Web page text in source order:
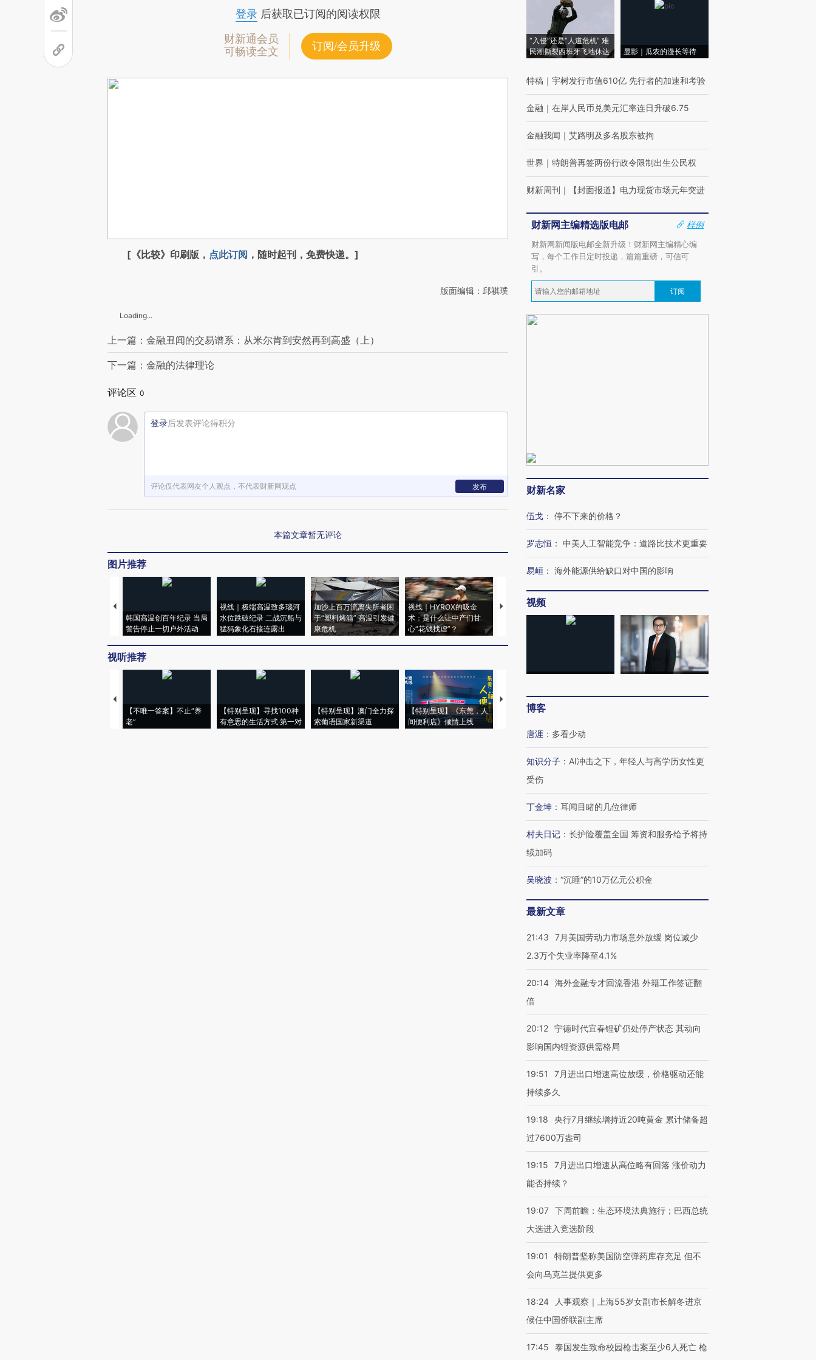
登录后获取已订阅的阅读权限
财新通会员
可畅读全文
订阅/会员升级
[《比较》印刷版， 点此订阅 ，随时起刊，免费快递。]
版面编辑：邱祺璞
Loading...
上一篇：金融丑闻的交易谱系：从米尔肯到安然再到高盛（上）
下一篇：金融的法律理论
评论区 0
登录后发表评论得积分
评论仅代表网友个人观点，不代表财新网观点 发布
本篇文章暂无评论
图片推荐
韩国高温创百年纪录 当局
警告停止一切户外活动
视线｜极端高温致多瑙河
水位跌破纪录 二战沉船与
猛犸象化石接连露出
加沙上百万流离失所者困
于“塑料烤箱” 高温引发健
康危机
视线｜HYROX的吸金
术：是什么让中产们甘
心“花钱找虐”？
马航飞行员跨国走私7万
粒摇头丸 尿检体内含3种
度Z世代 用街头抗争将教
育部长拱下台
机”？难民潮撕裂西班牙
飞地休达
视听推荐
【不唯一答案】不止“养
老”
【特别呈现】寻找100种
有意思的生活方式·第一对
【特别呈现】澳门全力探
索葡语国家新渠道
【特别呈现】《东莞，人
间便利店》倾情上线
【推广】走进第四届链博
会，让数智科技“链”接产
【商旅对话】华住集团
“入侵”还是“人道危机” 难
民潮撕裂西班牙飞地休达
显影｜瓜农的漫长等待
特稿 ｜ 宇树发行市值610亿 先行者的加速和考验
金融 ｜ 在岸人民币兑美元汇率连日升破6.75
金融我闻 ｜ 艾路明及多名股东被拘
世界 ｜ 特朗普再签两份行政令限制出生公民权
财新周刊 ｜ 【封面报道】电力现货市场元年突进
财新网主编精选版电邮
样例
财新网新闻版电邮全新升级！财新网主编精心编
写，每个工作日定时投递，篇篇重磅，可信可
引。
订阅
财新名家
伍戈 ： 停不下来的价格？
罗志恒 ： 中美人工智能竞争：道路比技术更重要
易峘 ： 海外能源供给缺口对中国的影响
视频
博客
唐涯 ： 多看少动
知识分子 ： AI冲击之下，年轻人与高学历女性更
受伤
丁金坤 ： 耳闻目睹的几位律师
村夫日记 ： 长护险覆盖全国 筹资和服务给予将持
续加码
吴晓波 ： “沉睡”的10万亿元公积金
最新文章
21:43
7月美国劳动力市场意外放缓 岗位减少
2.3万个失业率降至4.1%
20:14 海外金融专才回流香港 外籍工作签证翻
倍
20:12 宁德时代宜春锂矿仍处停产状态 其动向
影响国内锂资源供需格局
19:51
7月进出口增速高位放缓，价格驱动还能
持续多久
19:18
央行7月继续增持近20吨黄金 累计储备超
过7600万盎司
19:15
7月进出口增速从高位略有回落 涨价动力
能否持续？
19:07 下周前瞻：生态环境法典施行；巴西总统
大选进入竞选阶段
19:01
特朗普坚称美国防空弹药库存充足 但不
会向乌克兰提供更多
18:24
人事观察｜上海55岁女副市长解冬进京
候任中国侨联副主席
17:45 泰国发生致命校园枪击案至少6人死亡 枪